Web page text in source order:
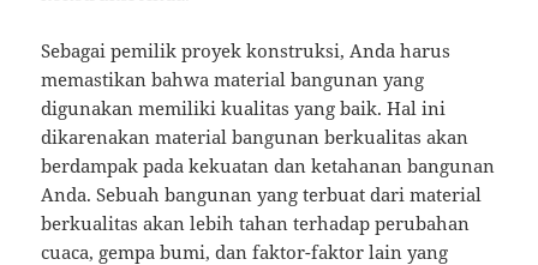
Sebagai pemilik proyek konstruksi, Anda harus
memastikan bahwa material bangunan yang
digunakan memiliki kualitas yang baik. Hal ini
dikarenakan material bangunan berkualitas akan
berdampak pada kekuatan dan ketahanan bangunan
Anda. Sebuah bangunan yang terbuat dari material
berkualitas akan lebih tahan terhadap perubahan
cuaca, gempa bumi, dan faktor-faktor lain yang